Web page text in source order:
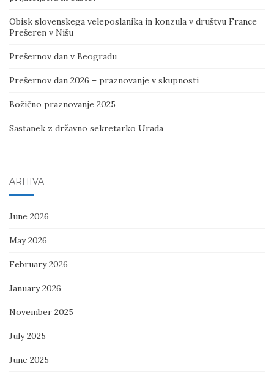
Obisk slovenskega veleposlanika in konzula v društvu France
Prešeren v Nišu
Prešernov dan v Beogradu
Prešernov dan 2026 – praznovanje v skupnosti
Božično praznovanje 2025
Sastanek z državno sekretarko Urada
ARHIVA
June 2026
May 2026
February 2026
January 2026
November 2025
July 2025
June 2025